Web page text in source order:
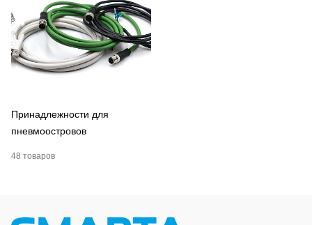
Принадлежности для
пневмоостровов
48 товаров